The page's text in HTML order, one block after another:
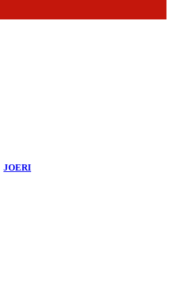
JOERI